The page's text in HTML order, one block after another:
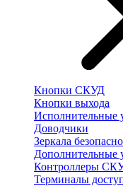
Кнопки СКУД
Кнопки выхода
Исполнительные
Доводчики
Зеркала
Дополнительные
Контроллеры
Терминалы